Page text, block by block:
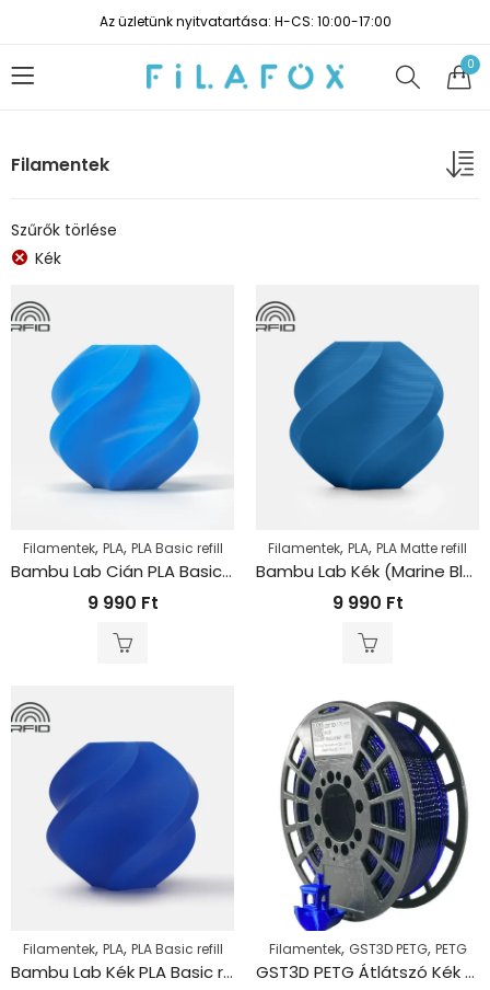
Az üzletünk nyitvatartása: H-CS: 10:00-17:00
0
Filamentek
Szűrők törlése
Kék
Filamentek, PLA, PLA Basic refill
Bambu Lab Cián PLA Basic refill
9 990 Ft
Filamentek, PLA, PLA Matte refill
Bambu Lab Kék (Marine Blue) PLA Matte refill
9 990 Ft
Filamentek, PLA, PLA Basic refill
Bambu Lab Kék PLA Basic refill
Filamentek, GST3D PETG, PETG
GST3D PETG Átlátszó Kék (1kg – 1,75mm)